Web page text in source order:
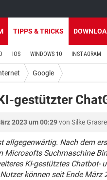
TIPPS & TRICKS
IOS WINDOWS 10 INSTAGRAM
Google
gestützter
2023 um 00:29von Silke
allgegenwärtig. Nach dem
Microsofts Suchmaschine
KI-gestütztes Chatbot-
können seit Ende März